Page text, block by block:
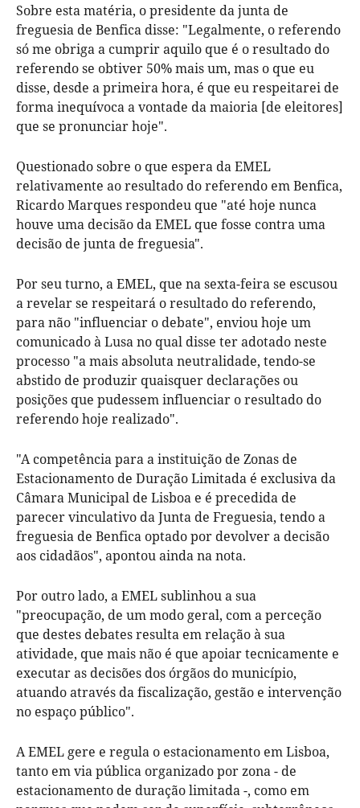
Sobre esta matéria, o presidente da junta de
freguesia de Benfica disse: "Legalmente, o referendo
só me obriga a cumprir aquilo que é o resultado do
referendo se obtiver 50% mais um, mas o que eu
disse, desde a primeira hora, é que eu respeitarei de
forma inequívoca a vontade da maioria [de eleitores]
que se pronunciar hoje".
Questionado sobre o que espera da EMEL
relativamente ao resultado do referendo em Benfica,
Ricardo Marques respondeu que "até hoje nunca
houve uma decisão da EMEL que fosse contra uma
decisão de junta de freguesia".
Por seu turno, a EMEL, que na sexta-feira se escusou
a revelar se respeitará o resultado do referendo,
para não "influenciar o debate", enviou hoje um
comunicado à Lusa no qual disse ter adotado neste
processo "a mais absoluta neutralidade, tendo-se
abstido de produzir quaisquer declarações ou
posições que pudessem influenciar o resultado do
referendo hoje realizado".
"A competência para a instituição de Zonas de
Estacionamento de Duração Limitada é exclusiva da
Câmara Municipal de Lisboa e é precedida de
parecer vinculativo da Junta de Freguesia, tendo a
freguesia de Benfica optado por devolver a decisão
aos cidadãos", apontou ainda na nota.
Por outro lado, a EMEL sublinhou a sua
"preocupação, de um modo geral, com a perceção
que destes debates resulta em relação à sua
atividade, que mais não é que apoiar tecnicamente e
executar as decisões dos órgãos do município,
atuando através da fiscalização, gestão e intervenção
no espaço público".
A EMEL gere e regula o estacionamento em Lisboa,
tanto em via pública organizado por zona - de
estacionamento de duração limitada -, como em